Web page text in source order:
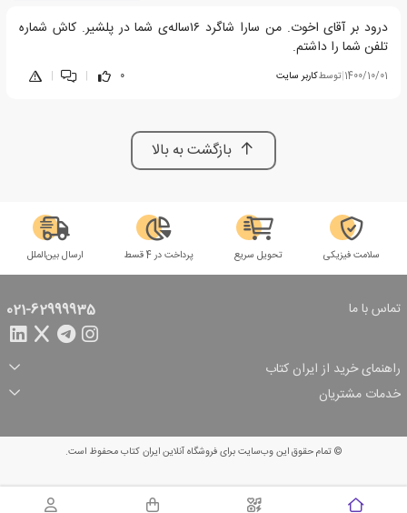
درود بر آقای اخوت. من سارا شاگرد ۱۶ساله‌ی شما در پلشیر. کاش شماره
تلفن شما را داشتم.
1400/10/01
|توسطکاربر سایت 0
|
|
بازگشت به بالا
سلامت فیزیکی تحویل سریع پرداخت در 4 قسط ارسال بین‌الملل
تماس با ما 021-62999935
راهنمای خرید از ایران کتاب
ثبت سفارش
شرایط ارسال سفارش
شیوه پرداخت
تخفیف‌های خرید
خدمات مشتریان
© تمام حقوق این وب‌سایت برای فروشگاه آنلاین ایران کتاب محفوظ است.
سبد خرید